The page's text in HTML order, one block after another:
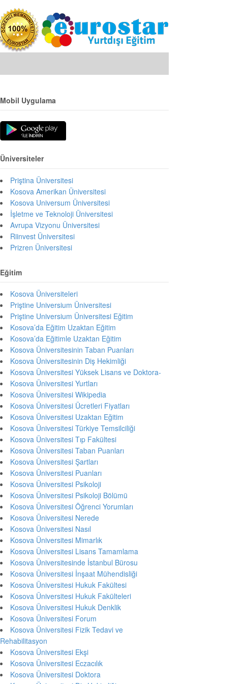
Mobil Uygulama
Üniversiteler
Priştina Üniversitesi
Kosova Amerikan Üniversitesi
Kosova Universum Üniversitesi
İşletme ve Teknoloji Üniversitesi
Avrupa Vizyonu Üniversitesi
Riinvest Üniversitesi
Prizren Üniversitesi
Eğitim
Kosova Üniversiteleri
Priştine Universium Üniversitesi
Priştine Universium Üniversitesi Eğitim
Kosova’da Eğitim Uzaktan Eğitim
Kosova’da Eğitimle Uzaktan Eğitim
Kosova Üniversitesinin Taban Puanları
Kosova Üniversitesinin Diş Hekimliği
Kosova Üniversitesi Yüksek Lisans ve Doktora-
Kosova Üniversitesi Yurtları
Kosova Üniversitesi Wikipedia
Kosova Üniversitesi Ücretleri Fiyatları
Kosova Üniversitesi Uzaktan Eğitim
Kosova Üniversitesi Türkiye Temsilciliği
Kosova Üniversitesi Tıp Fakültesi
Kosova Üniversitesi Taban Puanları
Kosova Üniversitesi Şartları
Kosova Üniversitesi Puanları
Kosova Üniversitesi Psikoloji
Kosova Üniversitesi Psikoloji Bölümü
Kosova Üniversitesi Öğrenci Yorumları
Kosova Üniversitesi Nerede
Kosova Üniversitesi Nasıl
Kosova Üniversitesi Mimarlık
Kosova Üniversitesi Lisans Tamamlama
Kosova Üniversitesinde İstanbul Bürosu
Kosova Üniversitesi İnşaat Mühendisliği
Kosova Üniversitesi Hukuk Fakültesi
Kosova Üniversitesi Hukuk Fakülteleri
Kosova Üniversitesi Hukuk Denklik
Kosova Üniversitesi Forum
Kosova Üniversitesi Fizik Tedavi ve
Rehabilitasyon
Kosova Üniversitesi Ekşi
Kosova Üniversitesi Eczacılık
Kosova Üniversitesi Doktora